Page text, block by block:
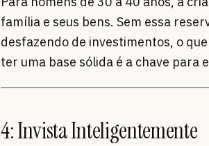
família e seus bens. Sem essa
desfazendo de investimentos, o
ter uma base sólida é a chave para
4: Invista Inteligentemente